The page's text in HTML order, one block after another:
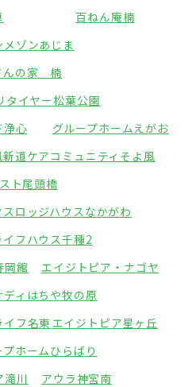
百ねん庵楠
メゾンあじま
んの家 楠
タイヤー松葉公園
浄心
グループホームえがお
新道ケアコミュニティそよ風
ト尾頭橋
ロッジハウスなかがわ
イフハウス千種2
岡館
エイジトピア・ナゴヤ
ディはちや牧の原
イフ名東 エイジトピア星ヶ丘
プホームひらばり
滝川
アウラ神宮南